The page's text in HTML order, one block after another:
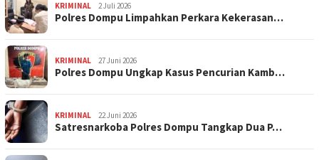
KRIMINAL 2 Juli 2026
Polres Dompu Limpahkan Perkara Kekerasan…
KRIMINAL 27 Juni 2026
Polres Dompu Ungkap Kasus Pencurian Kamb…
KRIMINAL 22 Juni 2026
Satresnarkoba Polres Dompu Tangkap Dua P…